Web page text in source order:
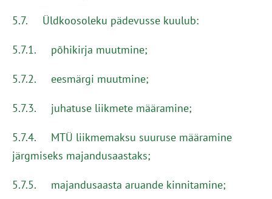
5.7. Üldkoosoleku pädevusse kuulub:
5.7.1. põhikirja muutmine;
5.7.2. eesmärgi muutmine;
5.7.3. juhatuse liikmete määramine;
5.7.4. MTÜ liikmemaksu suuruse määramine
järgmiseks majandusaastaks;
5.7.5. majandusaasta aruande kinnitamine;